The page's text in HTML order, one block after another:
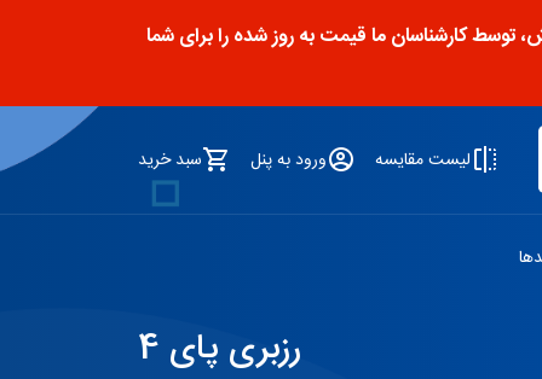
کارشناسان ما قیمت به روز شده را برای شما
لیست مقایسه ورود به پنل سبد خرید
رزبری پای 4